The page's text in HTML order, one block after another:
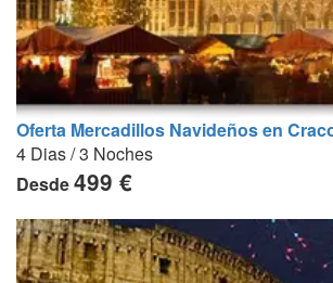
Oferta Mercadillos Navideños en
4 Dias / 3 Noches
Desde499 €